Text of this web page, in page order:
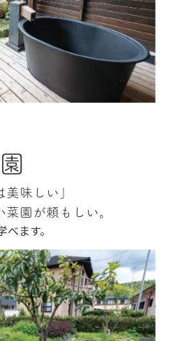
美味しい」
園が頼もしい。
ます。